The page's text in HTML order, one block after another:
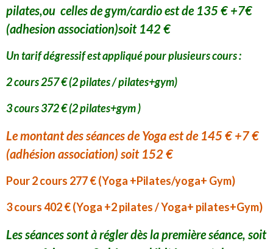
pilates,ou celles de gym/cardio est de 135 € +7€
(adhesion association)soit 142 €
Un tarif dégressif est appliqué pour plusieurs cours :
2 cours 257 € (2 pilates / pilates+gym)
3 cours 372 € (2 pilates+gym )
Le montant des séances de Yoga est de 145 € +7 €
(adhésion association) soit 152 €
Pour 2 cours 277 € (Yoga +Pilates/yoga+ Gym)
3 cours 402 € (Yoga +2 pilates / Yoga+ pilates+Gym)
Les séances sont à régler dès la première séance, soit